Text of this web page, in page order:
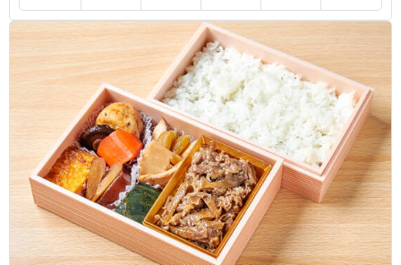
いなとも思いますが、この価格では本当にコスパいいと思
います。またお肉リクエストがあったときは、注文させて
いただきます。
ご利用シーン：会食・接待›MR
東京都港区虎ノ門2025/06/05